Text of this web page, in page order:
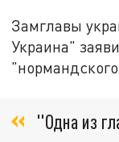
Замглавы
Украина"
"Одна из